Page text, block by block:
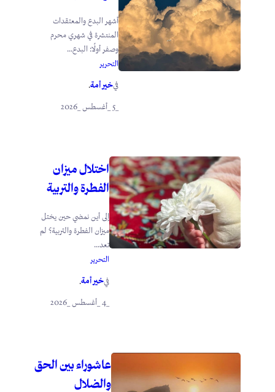
أشهر البدع والمعتقدات
المنتشرة في شهري محرم
وصفر أولًا: البدع...
التحرير
فيخير أمة.
_5 _أغسطس _2026
اختلال ميزان
الفطرة والتربية
إلى أين نمضي حين يختل
ميزان الفطرة والتربية؟ لم
تعد...
التحرير
فيخير أمة.
_4 _أغسطس _2026
عاشوراء بين الحق
والضلال